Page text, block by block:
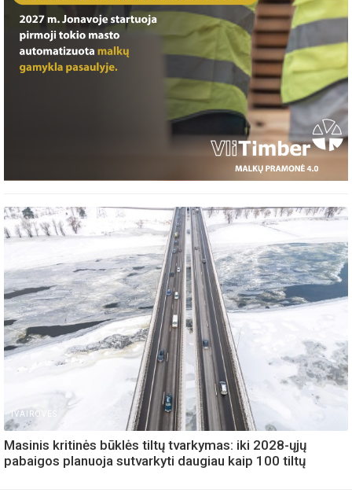
IVAIROVES
Masinis kritinės būklės tiltų tvarkymas: iki 2028-ųjų
pabaigos planuoja sutvarkyti daugiau kaip 100 tiltų